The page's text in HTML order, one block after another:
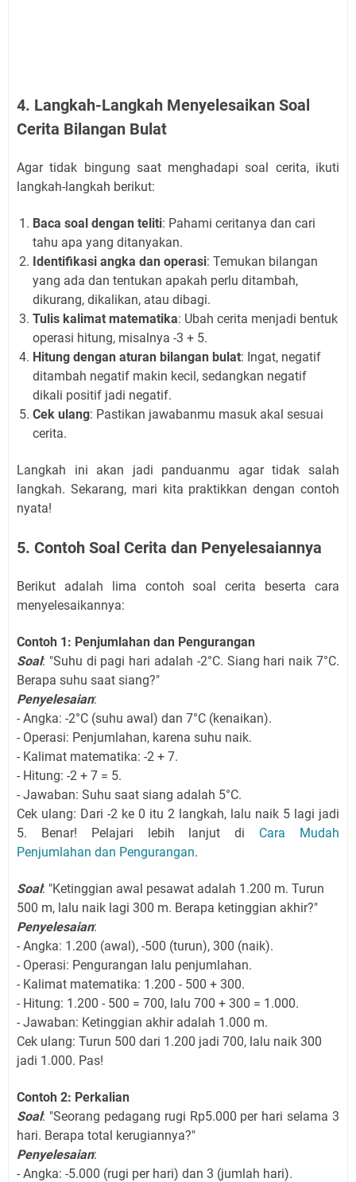
4. Langkah-Langkah Menyelesaikan Soal
Cerita Bilangan Bulat
Agar tidak bingung saat menghadapi soal cerita, ikuti
langkah-langkah berikut:
Baca soal dengan teliti: Pahami ceritanya dan cari
tahu apa yang ditanyakan.
Identifikasi angka dan operasi: Temukan bilangan
yang ada dan tentukan apakah perlu ditambah,
dikurang, dikalikan, atau dibagi.
Tulis kalimat matematika: Ubah cerita menjadi bentuk
operasi hitung, misalnya -3 + 5.
Hitung dengan aturan bilangan bulat: Ingat, negatif
ditambah negatif makin kecil, sedangkan negatif
dikali positif jadi negatif.
Cek ulang: Pastikan jawabanmu masuk akal sesuai
cerita.
Langkah ini akan jadi panduanmu agar tidak salah
langkah. Sekarang, mari kita praktikkan dengan contoh
nyata!
5. Contoh Soal Cerita dan Penyelesaiannya
Berikut adalah lima contoh soal cerita beserta cara
menyelesaikannya:
Contoh 1: Penjumlahan dan Pengurangan
Soal: "Suhu di pagi hari adalah -2°C. Siang hari naik 7°C.
Berapa suhu saat siang?"
Penyelesaian:
- Angka: -2°C (suhu awal) dan 7°C (kenaikan).
- Operasi: Penjumlahan, karena suhu naik.
- Kalimat matematika: -2 + 7.
- Hitung: -2 + 7 = 5.
- Jawaban: Suhu saat siang adalah 5°C.
Cek ulang: Dari -2 ke 0 itu 2 langkah, lalu naik 5 lagi jadi
5. Benar! Pelajari lebih lanjut di Cara Mudah
Penjumlahan dan Pengurangan.
Soal: "Ketinggian awal pesawat adalah 1.200 m. Turun
500 m, lalu naik lagi 300 m. Berapa ketinggian akhir?"
Penyelesaian:
- Angka: 1.200 (awal), -500 (turun), 300 (naik).
- Operasi: Pengurangan lalu penjumlahan.
- Kalimat matematika: 1.200 - 500 + 300.
- Hitung: 1.200 - 500 = 700, lalu 700 + 300 = 1.000.
- Jawaban: Ketinggian akhir adalah 1.000 m.
Cek ulang: Turun 500 dari 1.200 jadi 700, lalu naik 300
jadi 1.000. Pas!
Contoh 2: Perkalian
Soal: "Seorang pedagang rugi Rp5.000 per hari selama 3
hari. Berapa total kerugiannya?"
Penyelesaian:
- Angka: -5.000 (rugi per hari) dan 3 (jumlah hari).